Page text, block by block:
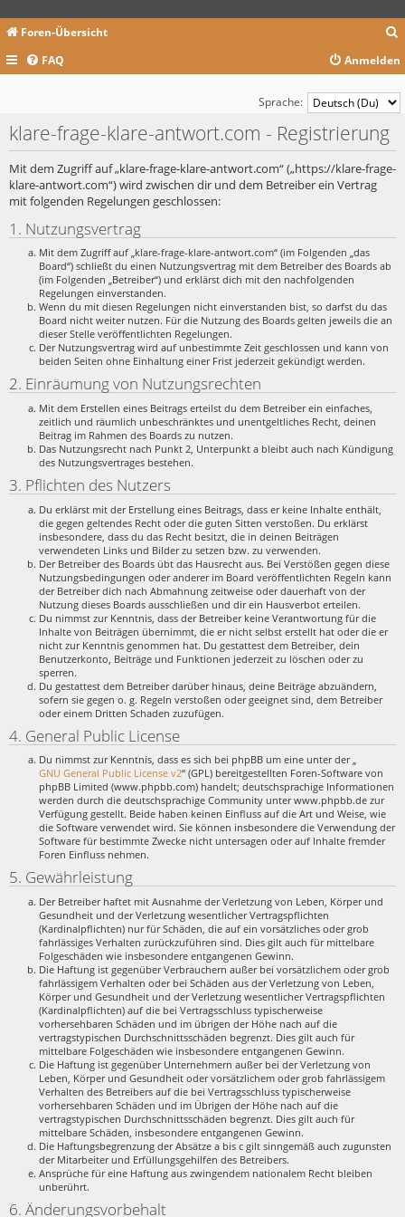
Foren-Übersicht
c
FAQ Anmelden
Sprache:
klare-frage-klare-antwort.com - Registrierung
Mit dem Zugriff auf „klare-frage-klare-antwort.com“ („https://klare-frage-
klare-antwort.com“) wird zwischen dir und dem Betreiber ein Vertrag
mit folgenden Regelungen geschlossen:
1. Nutzungsvertrag
Mit dem Zugriff auf „klare-frage-klare-antwort.com“ (im Folgenden „das
Board“) schließt du einen Nutzungsvertrag mit dem Betreiber des Boards ab
(im Folgenden „Betreiber“) und erklärst dich mit den nachfolgenden
Regelungen einverstanden.
Wenn du mit diesen Regelungen nicht einverstanden bist, so darfst du das
Board nicht weiter nutzen. Für die Nutzung des Boards gelten jeweils die an
dieser Stelle veröffentlichten Regelungen.
Der Nutzungsvertrag wird auf unbestimmte Zeit geschlossen und kann von
beiden Seiten ohne Einhaltung einer Frist jederzeit gekündigt werden.
2. Einräumung von Nutzungsrechten
Mit dem Erstellen eines Beitrags erteilst du dem Betreiber ein einfaches,
zeitlich und räumlich unbeschränktes und unentgeltliches Recht, deinen
Beitrag im Rahmen des Boards zu nutzen.
Das Nutzungsrecht nach Punkt 2, Unterpunkt a bleibt auch nach Kündigung
des Nutzungsvertrages bestehen.
3. Pflichten des Nutzers
Du erklärst mit der Erstellung eines Beitrags, dass er keine Inhalte enthält,
die gegen geltendes Recht oder die guten Sitten verstoßen. Du erklärst
insbesondere, dass du das Recht besitzt, die in deinen Beiträgen
verwendeten Links und Bilder zu setzen bzw. zu verwenden.
Der Betreiber des Boards übt das Hausrecht aus. Bei Verstößen gegen diese
Nutzungsbedingungen oder anderer im Board veröffentlichten Regeln kann
der Betreiber dich nach Abmahnung zeitweise oder dauerhaft von der
Nutzung dieses Boards ausschließen und dir ein Hausverbot erteilen.
Du nimmst zur Kenntnis, dass der Betreiber keine Verantwortung für die
Inhalte von Beiträgen übernimmt, die er nicht selbst erstellt hat oder die er
nicht zur Kenntnis genommen hat. Du gestattest dem Betreiber, dein
Benutzerkonto, Beiträge und Funktionen jederzeit zu löschen oder zu
sperren.
Du gestattest dem Betreiber darüber hinaus, deine Beiträge abzuändern,
sofern sie gegen o. g. Regeln verstoßen oder geeignet sind, dem Betreiber
oder einem Dritten Schaden zuzufügen.
4. General Public License
Du nimmst zur Kenntnis, dass es sich bei phpBB um eine unter der „
GNU General Public License v2“ (GPL) bereitgestellten Foren-Software von
phpBB Limited (www.phpbb.com) handelt; deutschsprachige Informationen
werden durch die deutschsprachige Community unter www.phpbb.de zur
Verfügung gestellt. Beide haben keinen Einfluss auf die Art und Weise, wie
die Software verwendet wird. Sie können insbesondere die Verwendung der
Software für bestimmte Zwecke nicht untersagen oder auf Inhalte fremder
Foren Einfluss nehmen.
5. Gewährleistung
Der Betreiber haftet mit Ausnahme der Verletzung von Leben, Körper und
Gesundheit und der Verletzung wesentlicher Vertragspflichten
(Kardinalpflichten) nur für Schäden, die auf ein vorsätzliches oder grob
fahrlässiges Verhalten zurückzuführen sind. Dies gilt auch für mittelbare
Folgeschäden wie insbesondere entgangenen Gewinn.
Die Haftung ist gegenüber Verbrauchern außer bei vorsätzlichem oder grob
fahrlässigem Verhalten oder bei Schäden aus der Verletzung von Leben,
Körper und Gesundheit und der Verletzung wesentlicher Vertragspflichten
(Kardinalpflichten) auf die bei Vertragsschluss typischerweise
vorhersehbaren Schäden und im übrigen der Höhe nach auf die
vertragstypischen Durchschnittsschäden begrenzt. Dies gilt auch für
mittelbare Folgeschäden wie insbesondere entgangenen Gewinn.
Die Haftung ist gegenüber Unternehmern außer bei der Verletzung von
Leben, Körper und Gesundheit oder vorsätzlichem oder grob fahrlässigem
Verhalten des Betreibers auf die bei Vertragsschluss typischerweise
vorhersehbaren Schäden und im Übrigen der Höhe nach auf die
vertragstypischen Durchschnittsschäden begrenzt. Dies gilt auch für
mittelbare Schäden, insbesondere entgangenen Gewinn.
Die Haftungsbegrenzung der Absätze a bis c gilt sinngemäß auch zugunsten
der Mitarbeiter und Erfüllungsgehilfen des Betreibers.
Ansprüche für eine Haftung aus zwingendem nationalem Recht bleiben
unberührt.
6. Änderungsvorbehalt